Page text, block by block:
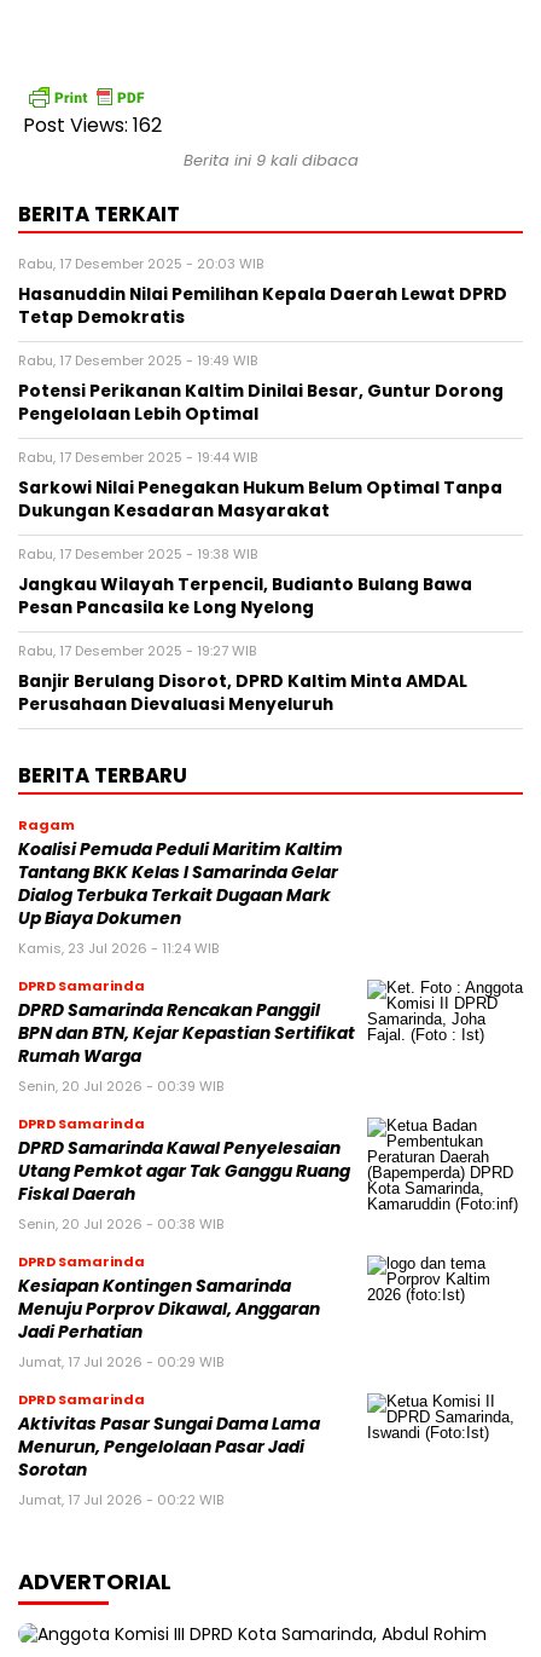
Post Views: 162
Berita ini 9 kali dibaca
BERITA TERKAIT
Rabu, 17 Desember 2025 - 20:03 WIB
Hasanuddin Nilai Pemilihan Kepala Daerah Lewat DPRD
Tetap Demokratis
Rabu, 17 Desember 2025 - 19:49 WIB
Potensi Perikanan Kaltim Dinilai Besar, Guntur Dorong
Pengelolaan Lebih Optimal
Rabu, 17 Desember 2025 - 19:44 WIB
Sarkowi Nilai Penegakan Hukum Belum Optimal Tanpa
Dukungan Kesadaran Masyarakat
Rabu, 17 Desember 2025 - 19:38 WIB
Jangkau Wilayah Terpencil, Budianto Bulang Bawa
Pesan Pancasila ke Long Nyelong
Rabu, 17 Desember 2025 - 19:27 WIB
Banjir Berulang Disorot, DPRD Kaltim Minta AMDAL
Perusahaan Dievaluasi Menyeluruh
BERITA TERBARU
Ragam
Koalisi Pemuda Peduli Maritim Kaltim
Tantang BKK Kelas I Samarinda Gelar
Dialog Terbuka Terkait Dugaan Mark
Up Biaya Dokumen
Kamis, 23 Jul 2026 - 11:24 WIB
DPRD Samarinda
DPRD Samarinda Rencakan Panggil
BPN dan BTN, Kejar Kepastian Sertifikat
Rumah Warga
Senin, 20 Jul 2026 - 00:39 WIB
DPRD Samarinda
DPRD Samarinda Kawal Penyelesaian
Utang Pemkot agar Tak Ganggu Ruang
Fiskal Daerah
Senin, 20 Jul 2026 - 00:38 WIB
DPRD Samarinda
Kesiapan Kontingen Samarinda
Menuju Porprov Dikawal, Anggaran
Jadi Perhatian
Jumat, 17 Jul 2026 - 00:29 WIB
DPRD Samarinda
Aktivitas Pasar Sungai Dama Lama
Menurun, Pengelolaan Pasar Jadi
Sorotan
Jumat, 17 Jul 2026 - 00:22 WIB
ADVERTORIAL